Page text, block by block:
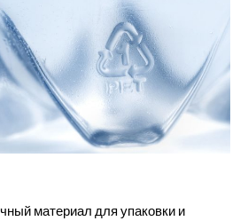
материал для упаковки и